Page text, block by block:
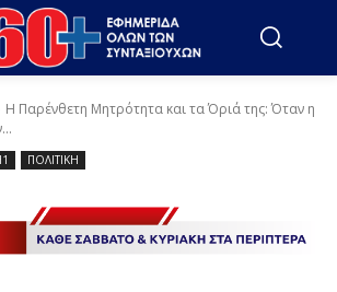
Η Παρένθετη Μητρότητα και τα Όριά της: Όταν η
ΠΟΛΙΤΙΚΗ